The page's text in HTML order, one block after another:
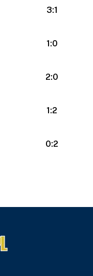
3:1
1:0
2:0
1:2
0:2